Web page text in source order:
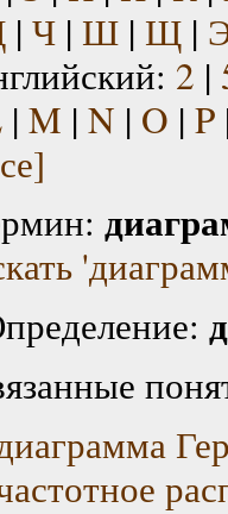
| Ч| Ш| Щ|
2 |
| M | N | O | P